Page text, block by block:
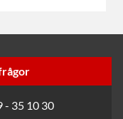
- 35 10 30